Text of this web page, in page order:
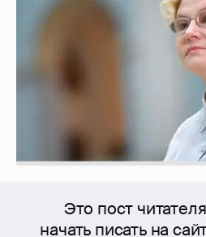
Это пост
начать писать на